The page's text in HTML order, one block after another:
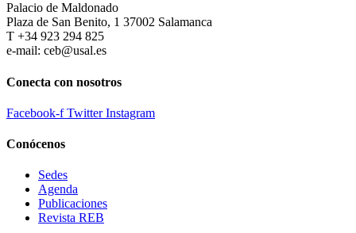
Palacio de Maldonado
Plaza de San Benito, 1 37002 Salamanca
T +34 923 294 825
e-mail: ceb@usal.es
Conecta con nosotros
Facebook-f Twitter Instagram
Conócenos
Sedes
Agenda
Publicaciones
Revista REB